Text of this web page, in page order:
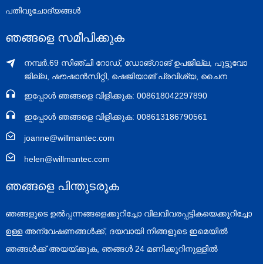
പതിവുചോദ്യങ്ങൾ
ഞങ്ങളെ സമീപിക്കുക
നമ്പർ.69 സിഞ്ചി റോഡ്, ഡോങ്‌ഗാങ് ഉപജില്ല, പുട്ടുവോ
ജില്ല, ഷൗഷാൻസിറ്റി, ഷെജിയാങ് പ്രവിശ്യ, ചൈന
ഇപ്പോൾ ഞങ്ങളെ വിളിക്കുക: 008618042297890
ഇപ്പോൾ ഞങ്ങളെ വിളിക്കുക: 008613186790561
joanne@willmantec.com
helen@willmantec.com
ഞങ്ങളെ പിന്തുടരുക
ഞങ്ങളുടെ ഉൽപ്പന്നങ്ങളെക്കുറിച്ചോ വിലവിവരപ്പട്ടികയെക്കുറിച്ചോ
ഉള്ള അന്വേഷണങ്ങൾക്ക്, ദയവായി നിങ്ങളുടെ ഇമെയിൽ
ഞങ്ങൾക്ക് അയയ്ക്കുക, ഞങ്ങൾ 24 മണിക്കൂറിനുള്ളിൽ